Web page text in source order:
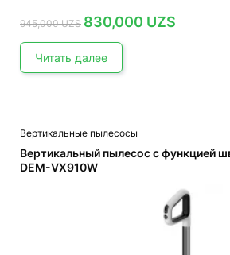
945,000UZS Первоначальная
цена
945,000 UZS.
830,000 UZS
Читать далее
Вертикальные пылесосы
Вертикальный пылесос с функцией
DEM-VX910W